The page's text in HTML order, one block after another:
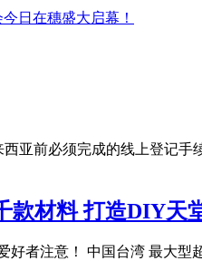
日在穗盛大启幕！
亚前必须完成的线上登记
款材料 打造DIY天
者注意！ 中国台湾 最大